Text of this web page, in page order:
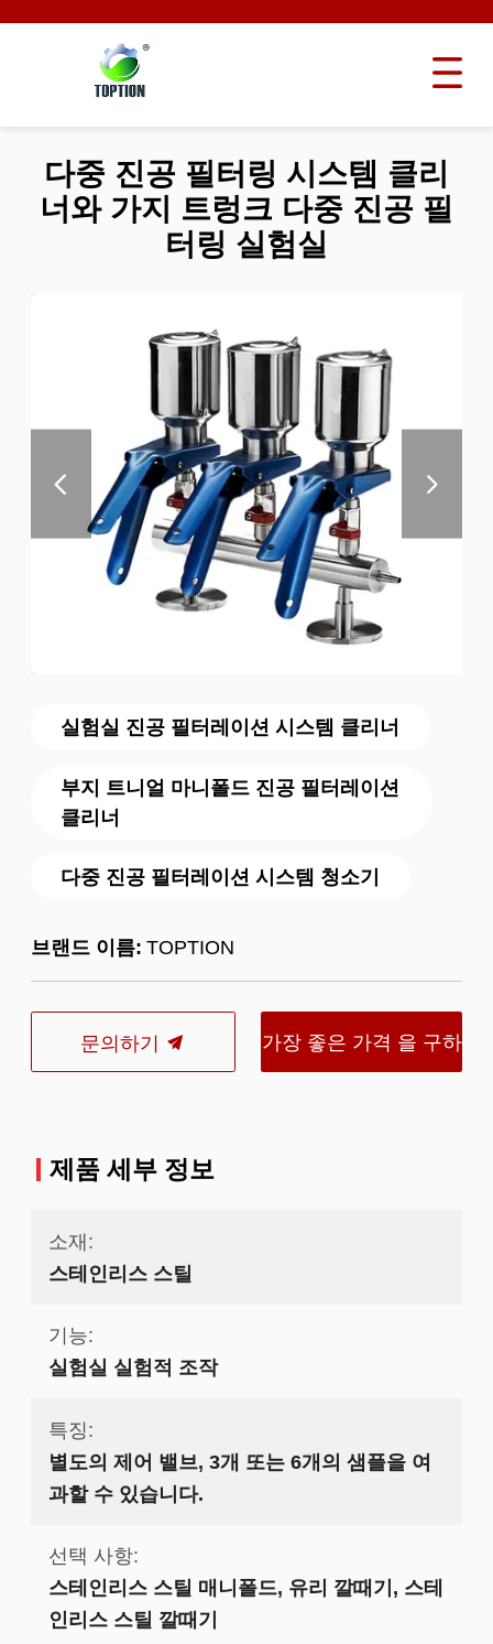
실험실 진공 필터레이션 시스템 클리너
부지 트니얼 마니폴드 진공 필터레이션
클리너
다중 진공 필터레이션 시스템 청소기
브랜드 이름: TOPTION
문의하기 가장 좋은 가격 을 구하
다중 진공 필터링 시스템 클리
너와 가지 트렁크 다중 진공 필
터링 실험실
제품 세부 정보
소재:
스테인리스 스틸
기능:
실험실 실험적 조작
특징:
별도의 제어 밸브, 3개 또는 6개의 샘플을 여
과할 수 있습니다.
선택 사항:
스테인리스 스틸 매니폴드, 유리 깔때기, 스테
인리스 스틸 깔때기